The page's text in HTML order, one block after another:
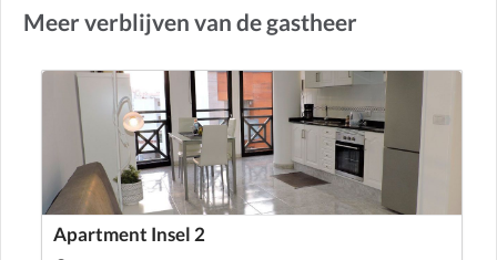
Meer verblijven van de gastheer
Apartment Insel 2